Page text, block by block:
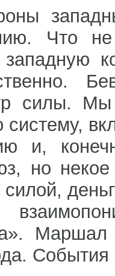
Что
силы.
систему,
и,
но некое